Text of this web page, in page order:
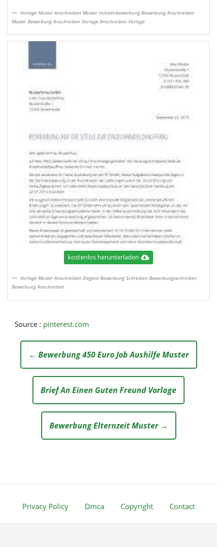
Vorlage Muster Anschreiben Muster Initiativbewerbung Bewerbung Anschreiben
Muster Bewerbung Anschreiben Vorlage Anschreiben Vorlage
kostenlos herunterladen
Vorlage Muster Anschreiben Elegant Bewerbung Schreiben Bewerbungsschreiben
Bewerbung Anschreiben
Source : pinterest.com
← Bewerbung 450 Euro Job Aushilfe Muster
Brief An Einen Guten Freund Vorlage
Bewerbung Elternzeit Muster →
Privacy Policy Dmca Copyright Contact